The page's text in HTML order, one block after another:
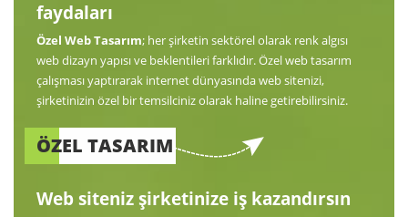
faydaları
Özel Web Tasarım; her şirketin sektörel olarak renk algısı
web dizayn yapısı ve beklentileri farklıdır. Özel web tasarım
çalışması yaptırarak internet dünyasında web sitenizi,
şirketinizin özel bir temsilciniz olarak haline getirebilirsiniz.
ÖZEL TASARIM
Web siteniz şirketinize iş kazandırsın